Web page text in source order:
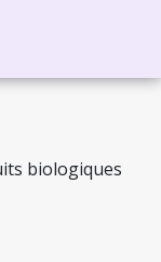
biologiques